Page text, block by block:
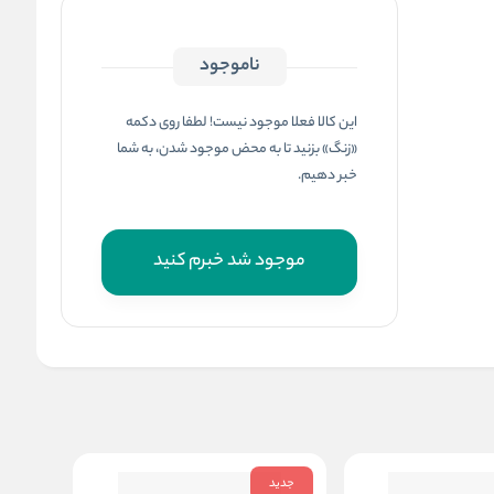
ناموجود
این کالا فعلا موجود نیست! لطفا روی دکمه
«زنگ» بزنید تا به محض موجود شدن، به شما
خبر دهیم.
موجود شد خبرم کنید
جدید